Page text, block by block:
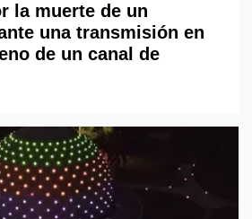
la muerte de un
una transmisión en
de un canal de